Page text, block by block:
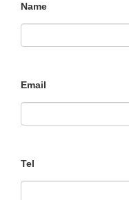
Name
Email
Tel